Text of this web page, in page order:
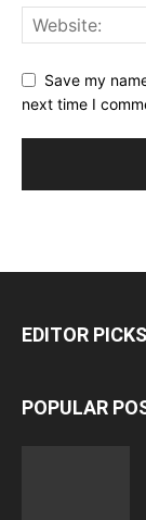
Save my
next time I
EDITOR PICKS
POPULAR